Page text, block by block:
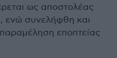
ως αποστολέας
ενώ συνελήφθη και
εποπτείας